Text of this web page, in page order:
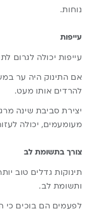
נוחות.
עייפות
עייפות יכולה לגרום
אם התינוק היה ער
להרדים אותו מעט.
יצירת סביבת שינה
מעומעמים, יכולה
צורך בתשומת לב
תינוקות גדלים טוב
ותשומת לב.
לפעמים הם בוכים כי